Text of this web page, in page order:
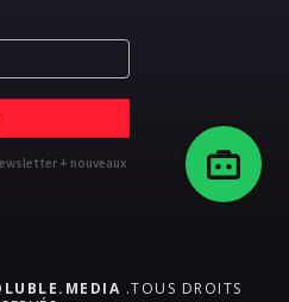
+ nouveaux
.TOUS DROITS